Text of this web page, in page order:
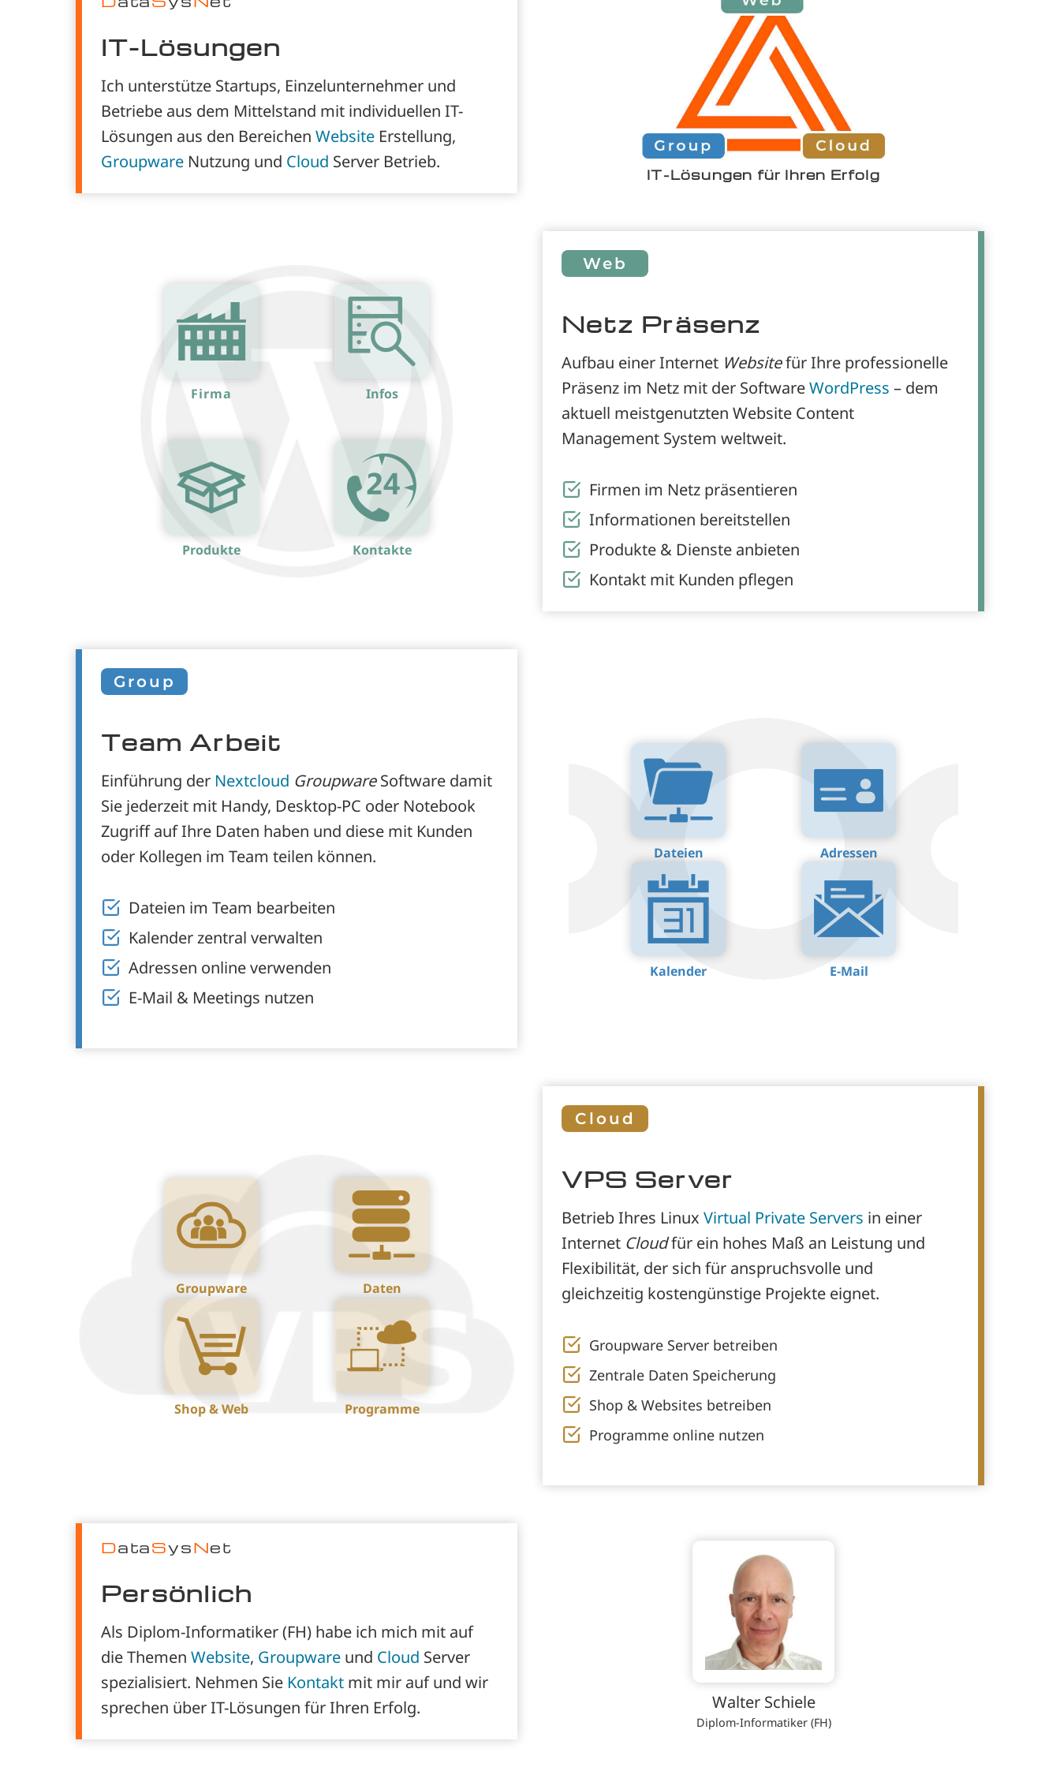
IT-Lösungen
Ich unterstütze Startups, Einzelunternehmer und
Betriebe aus dem Mittelstand mit individuellen IT-
Lösungen aus den Bereichen Website Erstellung,
Groupware Nutzung und Cloud Server Betrieb.
IT-Lösungen für Ihren Erfolg
Firma Infos
Produkte Kontakte
Web
Netz Präsenz
Aufbau einer Internet Websitefür Ihre professionelle
Präsenz im Netz mit der SoftwareWordPress – dem
aktuell meistgenutzten Website Content
Management System weltweit.
Firmen im Netz präsentieren
Informationen bereitstellen
Produkte & Dienste anbieten
Kontakt mit Kunden pflegen
Group
Team Arbeit
Einführung der Nextcloud GroupwareSoftware damit
Sie jederzeit mit Handy, Desktop-PC oder Notebook
Zugriff auf Ihre Daten haben und diese mit Kunden
oder Kollegen im Team teilen können.
Dateien im Team bearbeiten
Kalender zentral verwalten
Adressen online verwenden
E-Mail & Meetings nutzen
Dateien Adressen
Kalender E-Mail
Groupware Daten
Shop & Web Programme
Cloud
VPS Server
Betrieb Ihres Linux Virtual Private Servers in einer
Internet Cloudfür ein hohes Maß an Leistung und
Flexibilität, der sich für anspruchsvolle und
gleichzeitig kostengünstige Projekte eignet.
Groupware Server betreiben
Zentrale Daten Speicherung
Shop & Websites betreiben
Programme online nutzen
DataSysNet
Persönlich
Als Diplom-Informatiker (FH) habe ich mich mit auf
die Themen Website, Groupware und Cloud Server
spezialisiert. Nehmen Sie Kontakt mit mir auf und wir
sprechen über IT-Lösungen für Ihren Erfolg.
Walter Schiele
Diplom-Informatiker (FH)